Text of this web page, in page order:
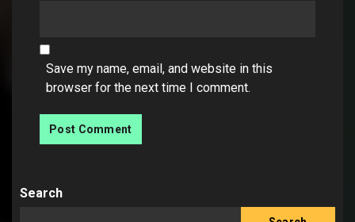
Save my name, email, and website in this
browser for the next time I comment.
Search